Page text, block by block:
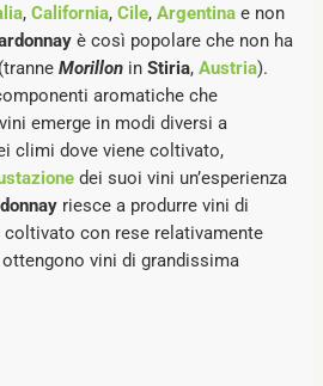
, California, Cile, Argentinae non
è così popolare che non ha
(tranne Morillon in Stiria, Austria).
aromatiche che
emerge in modi diversi a
climi dove viene coltivato,
dei suoi vini un’esperienza
riesce a produrre vini di
coltivato con rese relativamente
vini di grandissima